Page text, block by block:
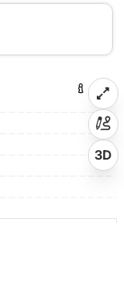
3D